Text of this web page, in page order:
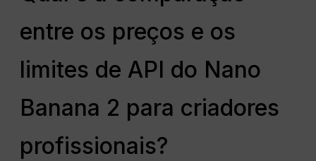
entre os preços e os
limites de API do Nano
Banana 2 para criadores
profissionais?